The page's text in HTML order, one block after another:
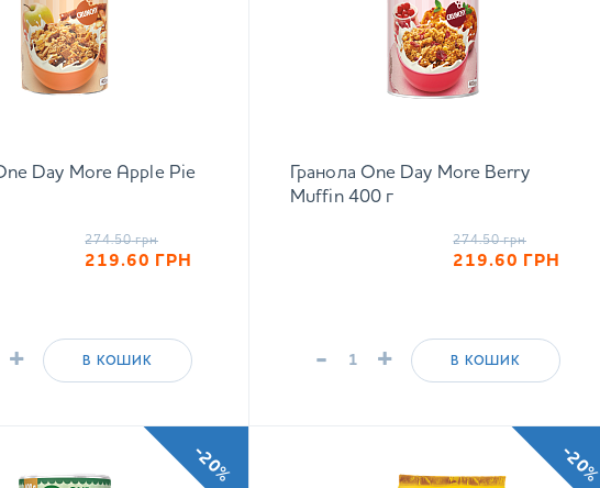
Day More Apple Pie
274.50 грн
219.60 ГРН
+ В КОШИК
Гранола One Day More Berry
Muffin 400 г
274.50 грн
219.60 ГРН
- + В КОШИК
-20% -20%